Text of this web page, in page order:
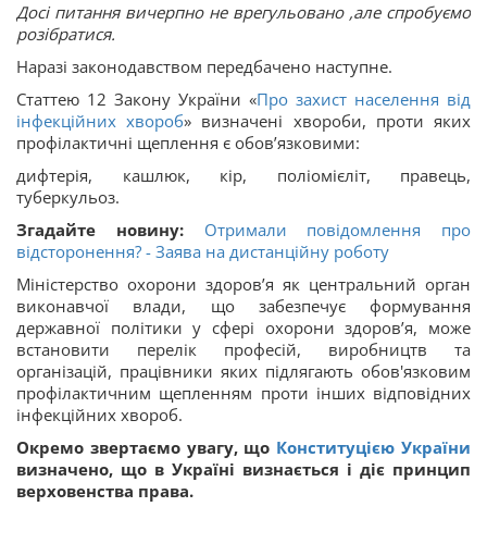
Досі питання вичерпно не врегульовано ,але спробуємо
розібратися.
Наразі законодавством передбачено наступне.
Статтею 12 Закону України «Про захист населення від
інфекційних хвороб» визначені хвороби, проти яких
профілактичні щеплення є обов’язковими:
дифтерія, кашлюк, кір, поліомієліт, правець,
туберкульоз.
Згадайте новину:
Отримали повідомлення про
відсторонення? - Заява на дистанційну роботу
Міністерство охорони здоров’я як центральний орган
виконавчої влади, що забезпечує формування
державної політики у сфері охорони здоров’я, може
встановити перелік професій, виробництв та
організацій, працівники яких підлягають обов'язковим
профілактичним щепленням проти інших відповідних
інфекційних хвороб.
Окремо звертаємо увагу, що Конституцією України
визначено, що в Україні визнається і діє принцип
верховенства права.